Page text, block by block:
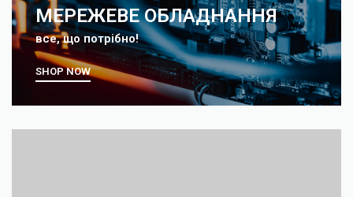
МЕРЕЖЕВЕ ОБЛАДНАННЯ
все, що потрібно!
SHOP NOW